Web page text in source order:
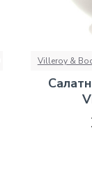
Villeroy &